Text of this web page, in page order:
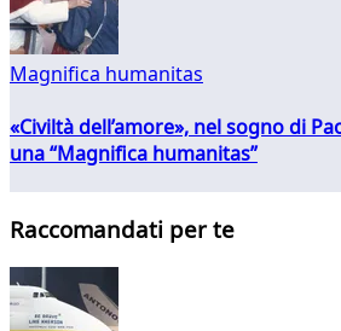
Magnifica humanitas
«Civiltà dell’amore», nel sogno di
una “Magnifica humanitas”
Raccomandati per te